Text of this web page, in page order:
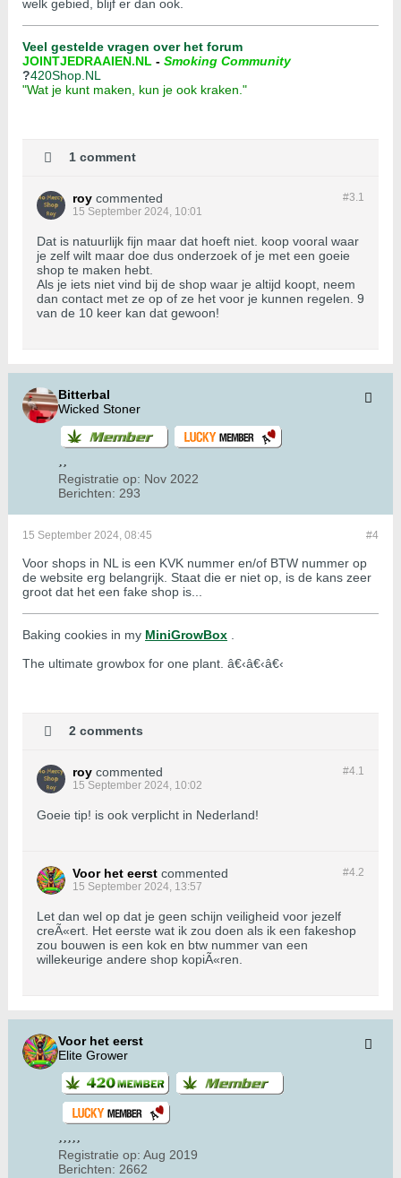
welk gebied, blijf er dan ook.
Veel gestelde vragen over het forum
JOINTJEDRAAIEN.NL - Smoking Community
?420Shop.NL
"Wat je kunt maken, kun je ook kraken."
1 comment
#3.1
roy commented
15 September 2024, 10:01
Dat is natuurlijk fijn maar dat hoeft niet. koop vooral waar
je zelf wilt maar doe dus onderzoek of je met een goeie
shop te maken hebt.
Als je iets niet vind bij de shop waar je altijd koopt, neem
dan contact met ze op of ze het voor je kunnen regelen. 9
van de 10 keer kan dat gewoon!
Bitterbal
Wicked Stoner
Registratie op: Nov 2022
Berichten: 293
#4
15 September 2024, 08:45
Voor shops in NL is een KVK nummer en/of BTW nummer op
de website erg belangrijk. Staat die er niet op, is de kans zeer
groot dat het een fake shop is...
Baking cookies in my MiniGrowBox
The ultimate growbox for one plant. â€‹â€‹â€‹
2 comments
#4.1
roy commented
15 September 2024, 10:02
Goeie tip! is ook verplicht in Nederland!
#4.2
Voor het eerst commented
15 September 2024, 13:57
Let dan wel op dat je geen schijn veiligheid voor jezelf
creÃ«ert. Het eerste wat ik zou doen als ik een fakeshop
zou bouwen is een kok en btw nummer van een
willekeurige andere shop kopiÃ«ren.
Voor het eerst
Elite Grower
Registratie op: Aug 2019
Berichten: 2662